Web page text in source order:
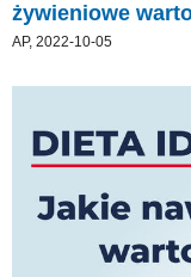
PROMOCJE
Użyteczne porady
Szlachetne zdrowie
Mieszkaj
ZGŁOŚ OFERTĘ
żywieniowe
AP, 2022-10-05